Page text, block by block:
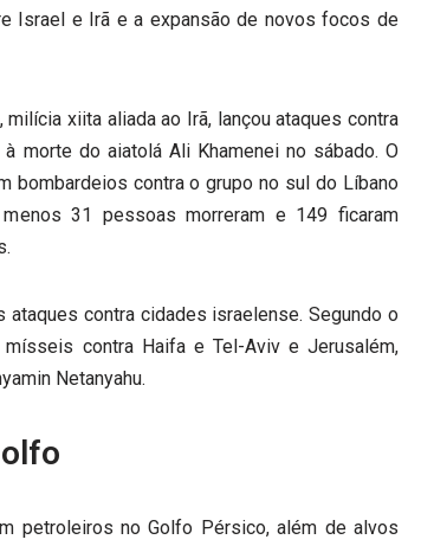
Israel e Irã e a expansão de novos focos de
milícia xiita aliada ao Irã, lançou ataques contra
morte do aiatolá Ali Khamenei no sábado. O
bombardeios contra o grupo no sul do Líbano
31 pessoas morreram e 149 ficaram
ataques contra cidades israelense. Segundo o
mísseis contra Haifa e Tel-Aviv e Jerusalém,
Netanyahu.
petroleiros no Golfo Pérsico, além de alvos